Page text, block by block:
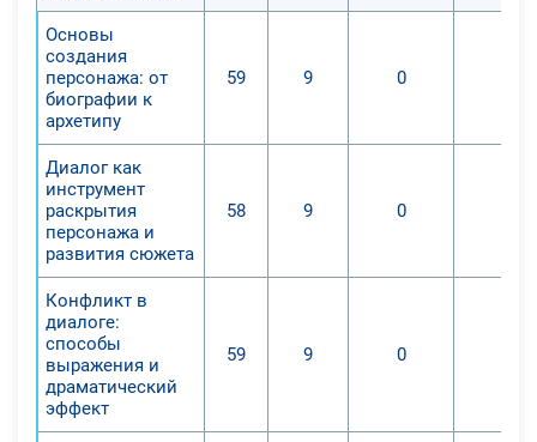
Основы
создания
персонажа: от
биографии к
архетипу
59 9 0
Диалог как
инструмент
раскрытия
персонажа и
развития сюжета
58 9 0
Конфликт в
диалоге:
способы
выражения и
драматический
эффект
59 9 0